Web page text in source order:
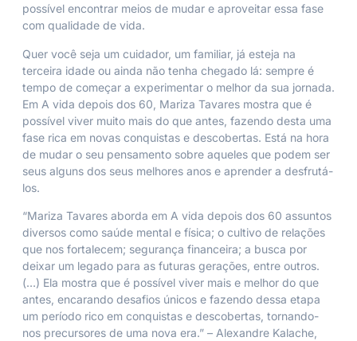
possível encontrar meios de mudar e aproveitar essa fase
com qualidade de vida.
Quer você seja um cuidador, um familiar, já esteja na
terceira idade ou ainda não tenha chegado lá: sempre é
tempo de começar a experimentar o melhor da sua jornada.
Em A vida depois dos 60 , Mariza Tavares mostra que é
possível viver muito mais do que antes, fazendo desta uma
fase rica em novas conquistas e descobertas. Está na hora
de mudar o seu pensamento sobre aqueles que podem ser
seus alguns dos seus melhores anos e aprender a desfrutá-
los.
“Mariza Tavares aborda em A vida depois dos 60 assuntos
diversos como saúde mental e física; o cultivo de relações
que nos fortalecem; segurança financeira; a busca por
deixar um legado para as futuras gerações, entre outros.
(…) Ela mostra que é possível viver mais e melhor do que
antes, encarando desafios únicos e fazendo dessa etapa
um período rico em conquistas e descobertas, tornando-
nos precursores de uma nova era.” – Alexandre Kalache,